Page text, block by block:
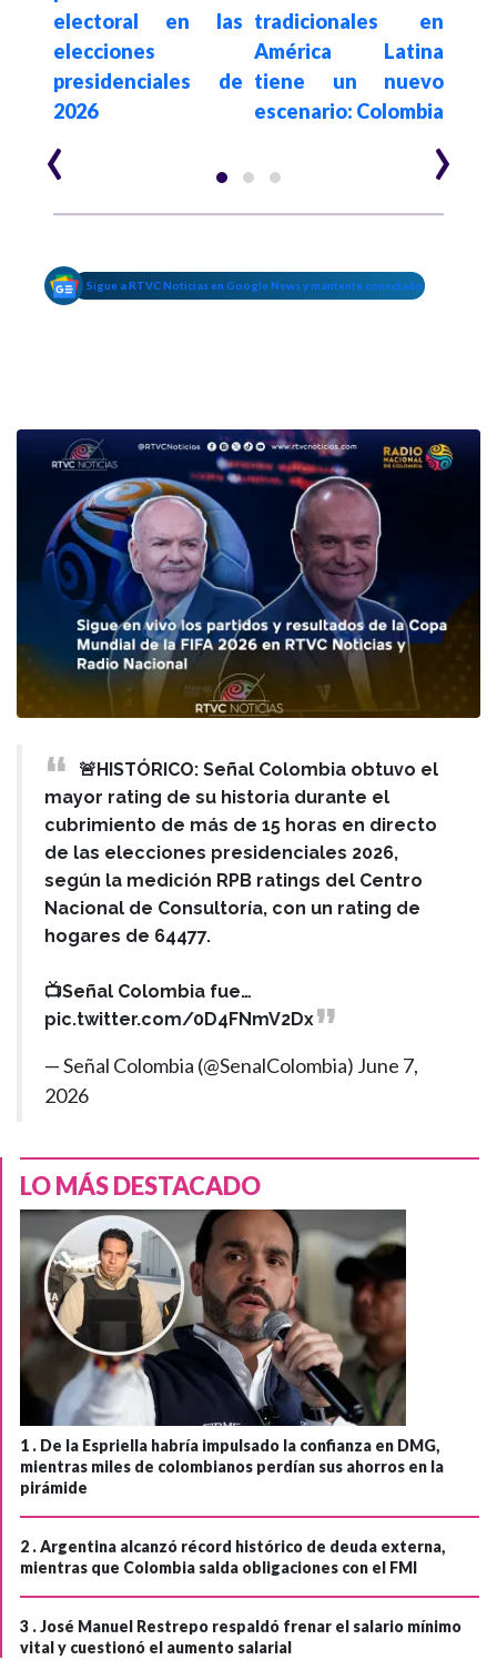
electoral en las
elecciones
presidenciales de
2026
tradicionales en
América Latina
tiene un nuevo
escenario: Colombia
‹ ›
Sigue a RTVC Noticias en Google News y mantente conectado
🚨HISTÓRICO: Señal Colombia obtuvo el
mayor rating de su historia durante el
cubrimiento de más de 15 horas en directo
de las elecciones presidenciales 2026,
según la medición RPB ratings del Centro
Nacional de Consultoría, con un rating de
hogares de 64477.
📺Señal Colombia fue…
pic.twitter.com/0D4FNmV2Dx
— Señal Colombia (@SenalColombia) June 7,
2026
LO MÁS DESTACADO
1 . De la Espriella habría impulsado la confianza en DMG,
mientras miles de colombianos perdían sus ahorros en la
pirámide
2 .Argentina alcanzó récord histórico de deuda externa,
mientras que Colombia salda obligaciones con el FMI
3 .José Manuel Restrepo respaldó frenar el salario mínimo
vital y cuestionó el aumento salarial